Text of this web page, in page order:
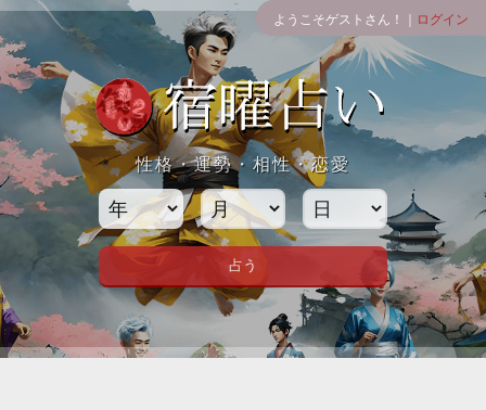
ようこそゲストさん！｜ ログイン
性格・運勢・相性・恋愛